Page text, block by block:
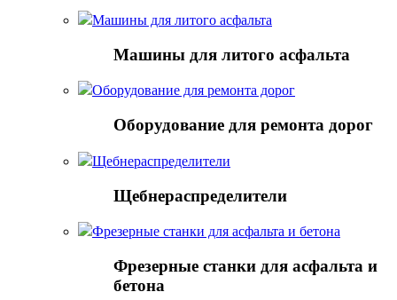
Машины для литого асфальта
Машины для литого асфальта
Оборудование для ремонта дорог
Оборудование для ремонта дорог
Щебнераспределители
Щебнераспределители
Фрезерные станки для асфальта и бетона
Фрезерные станки для асфальта и
бетона